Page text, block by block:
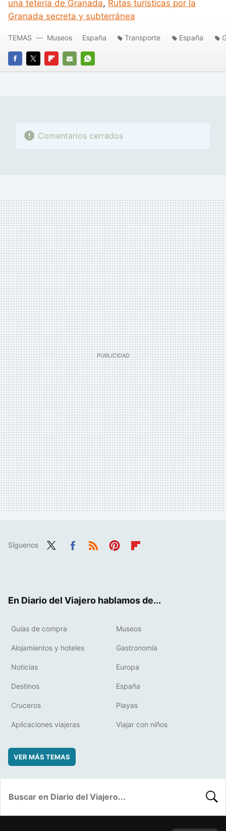
una tetería de Granada, Rutas turísticas por la
Granada secreta y subterránea
FACEBOOK
TWITTERFLIPBOARD
E-
WHATSAPP
TEMAS Museos España Transporte España
Comentarios cerrados
Síguenos
En Diario del Viajero hablamos de...
Guías de compra Museos
Alojamientos y hoteles Gastronomía
Noticias Europa
Destinos España
Cruceros Playas
Aplicaciones viajeras Viajar con niños
VER MÁS TEMAS